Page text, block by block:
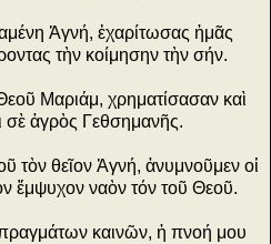
Ἁγνή, ἐχαρίτωσας ἡμᾶς
τὴν κοίμησην τὴν σήν.
Μαριάμ, χρηματίσασαν καὶ
σὲ ἀγρὸς Γεθσημανῆς.
τὸν θεῖον Ἁγνή, ἀνυμνοῦμεν οἱ
ἔμψυχον ναὸν τόν τοῦ Θεοῦ.
καινῶν, ἡ πνοή μου